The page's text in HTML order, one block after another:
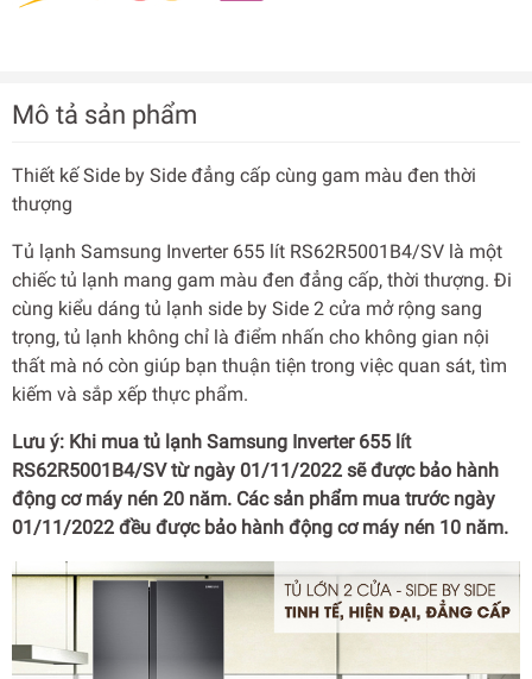
Mô tả sản phẩm
Thiết kế Side by Side đẳng cấp cùng gam màu đen thời
thượng
Tủ lạnh Samsung Inverter 655 lít RS62R5001B4/SV là một
chiếc tủ lạnh mang gam màu đen đẳng cấp, thời thượng. Đi
cùng kiểu dáng tủ lạnh side by Side 2 cửa mở rộng sang
trọng, tủ lạnh không chỉ là điểm nhấn cho không gian nội
thất mà nó còn giúp bạn thuận tiện trong việc quan sát, tìm
kiếm và sắp xếp thực phẩm.
Lưu ý: Khi mua tủ lạnh Samsung Inverter 655 lít
RS62R5001B4/SV từ ngày 01/11/2022 sẽ được bảo hành
động cơ máy nén 20 năm. Các sản phẩm mua trước ngày
01/11/2022 đều được bảo hành động cơ máy nén 10 năm.